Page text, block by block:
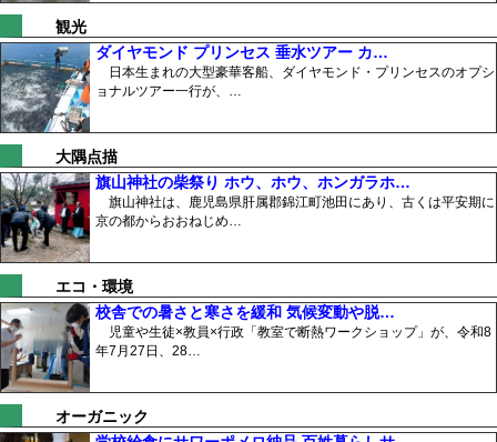
観光
ダイヤモンド プリンセス 垂水ツアー カ…
日本生まれの大型豪華客船、ダイヤモンド・プリンセスのオプシ
ョナルツアー一行が、…
大隅点描
旗山神社の柴祭り ホウ、ホウ、ホンガラホ…
旗山神社は、鹿児島県肝属郡錦江町池田にあり、古くは平安期に
京の都からおおねじめ…
エコ・環境
校舎での暑さと寒さを緩和 気候変動や脱…
児童や生徒×教員×行政「教室で断熱ワークショップ」が、令和8
年7月27日、28…
オーガニック